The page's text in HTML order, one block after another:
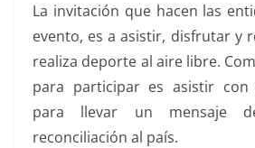
La invitación que hacen las
evento, es a asistir, disfrutar y
realiza deporte al aire libre.
para participar es asistir con
para llevar un mensaje
reconciliación al país.